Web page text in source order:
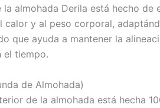
la almohada Derila está hecho
calor y al peso corporal,
que ayuda a mantener la
el tiempo.
de Almohada)
de la almohada está hecha